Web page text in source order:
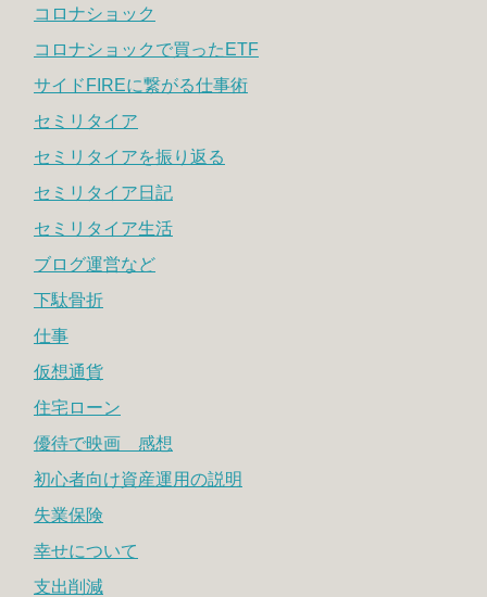
コロナショック
コロナショックで買ったETF
サイドFIREに繋がる仕事術
セミリタイア
セミリタイアを振り返る
セミリタイア日記
セミリタイア生活
ブログ運営など
下駄骨折
仕事
仮想通貨
住宅ローン
優待で映画 感想
初心者向け資産運用の説明
失業保険
幸せについて
支出削減